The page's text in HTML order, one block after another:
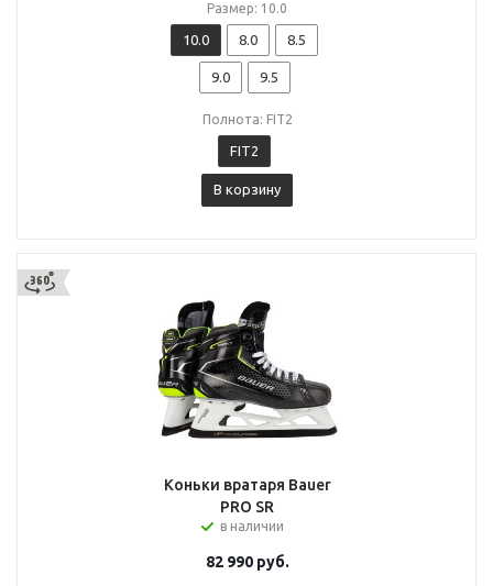
Размер: 10.0
10.0 8.0 8.5
9.0 9.5
Полнота: FIT2
FIT2
В корзину
Коньки вратаря Bauer
PRO SR
в наличии
82 990руб.